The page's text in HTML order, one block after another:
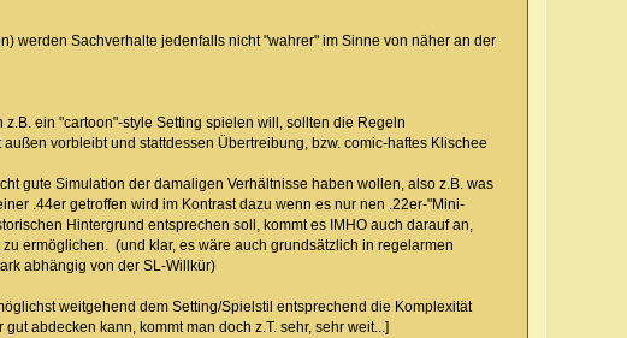
werden Sachverhalte jedenfalls nicht "wahrer" im Sinne von näher an der
ein "cartoon"-style Setting spielen will, sollten die Regeln
vorbleibt und stattdessen Übertreibung, bzw. comic-haftes Klischee
gute Simulation der damaligen Verhältnisse haben wollen, also z.B. was
.44er getroffen wird im Kontrast dazu wenn es nur nen .22er-"Mini-
Hintergrund entsprechen soll, kommt es IMHO auch darauf an,
ermöglichen. (und klar, es wäre auch grundsätzlich in regelarmen
abhängig von der SL-Willkür)
weitgehend dem Setting/Spielstil entsprechend die Komplexität
abdecken kann, kommt man doch z.T. sehr, sehr weit...]